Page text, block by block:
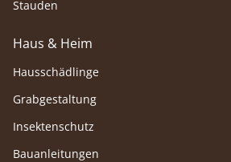
Stauden
Haus & Heim
Hausschädlinge
Grabgestaltung
Insektenschutz
Bauanleitungen